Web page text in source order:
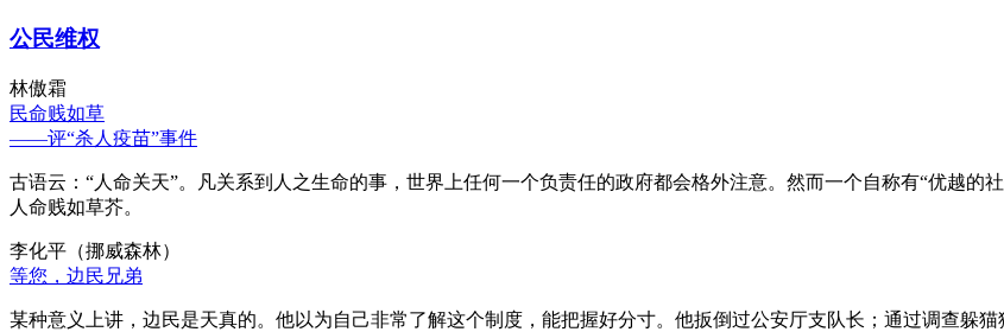
公民维权
林傲霜
民命贱如草
——评“杀人疫苗”事件
古语云：“人命关天”。凡关系到人之生命的事，世界上任何一个负责任的政府都会格外注意。然而一个自称有“优越的
人命贱如草芥。
李化平（挪威森林）
等您，边民兄弟
某种意义上讲，边民是天真的。他以为自己非常了解这个制度，能把握好分寸。他扳倒过公安厅支队长；通过调查躲